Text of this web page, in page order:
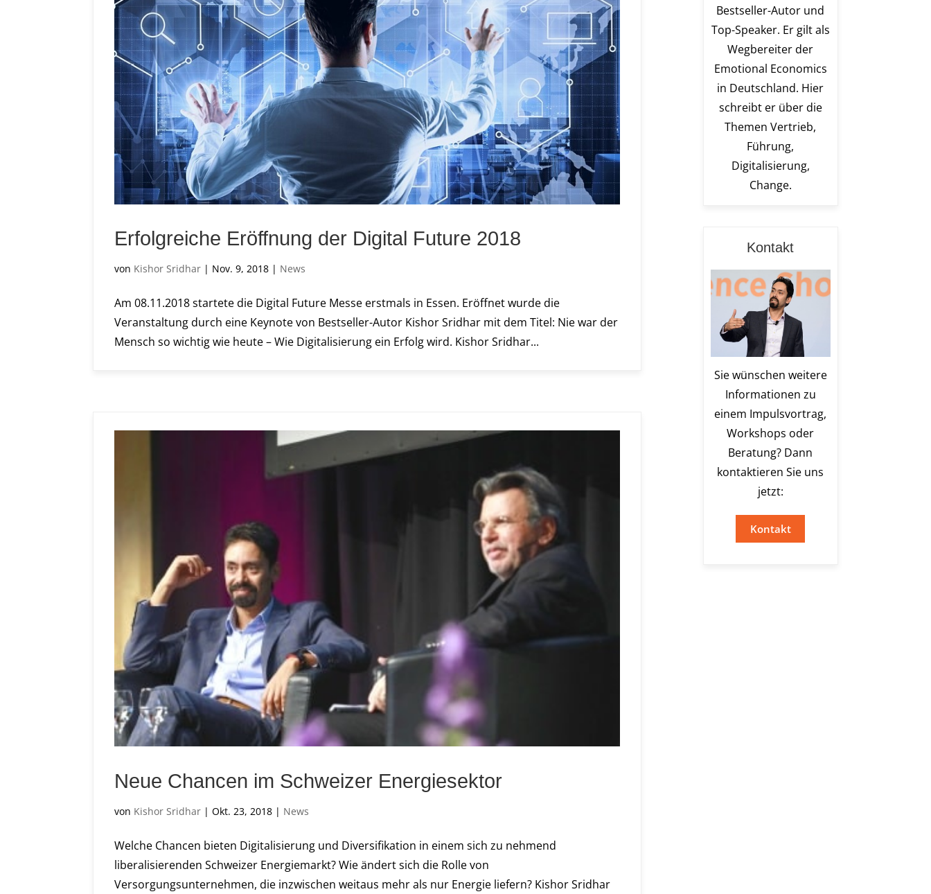
Erfolgreiche Eröffnung der Digital Future 2018
von Kishor Sridhar | Nov. 9, 2018 | News
Am 08.11.2018 startete die Digital Future Messe erstmals in Essen. Eröffnet wurde die
Veranstaltung durch eine Keynote von Bestseller-Autor Kishor Sridhar mit dem Titel: Nie war der
Mensch so wichtig wie heute – Wie Digitalisierung ein Erfolg wird. Kishor Sridhar...
Neue Chancen im Schweizer Energiesektor
von Kishor Sridhar |Okt. 23, 2018 | News
Welche Chancen bieten Digitalisierung und Diversifikation in einem sich zu nehmend
liberalisierenden Schweizer Energiemarkt? Wie ändert sich die Rolle von
Versorgungsunternehmen, die inzwischen weitaus mehr als nur Energie liefern? Kishor Sridhar
Bestseller-Autor und
Top-Speaker. Er gilt als
Wegbereiter der
Emotional Economics
in Deutschland. Hier
schreibt er über die
Themen Vertrieb,
Führung,
Digitalisierung,
Change.
Kontakt
Sie wünschen weitere
Informationen zu
einem Impulsvortrag,
Workshops oder
Beratung? Dann
kontaktieren Sie uns
jetzt:
Kontakt